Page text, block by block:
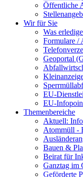
Öffentliche
Wir für Sie
Was
Formulare /
Geoportal
EU-
EU-
Themenbereiche
Aktuell:
Atommüll -
Bauen &
Beirat für
Ganztag im
Geförderte